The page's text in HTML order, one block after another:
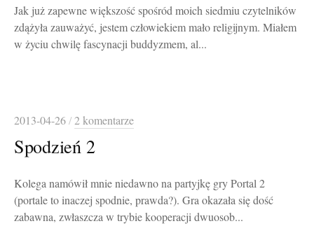
Jak już zapewne większość spośród moich siedmiu czytelników
zdążyła zauważyć, jestem człowiekiem mało religijnym. Miałem
w życiu chwilę fascynacji buddyzmem, al...
2013-04-26/2 komentarze
Spodzień 2
Kolega namówił mnie niedawno na partyjkę gry Portal 2
(portale to inaczej spodnie, prawda?). Gra okazała się dość
zabawna, zwłaszcza w trybie kooperacji dwuosob...